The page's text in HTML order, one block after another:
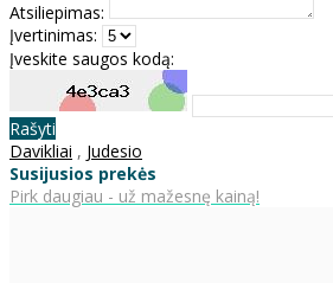
Atsiliepimas:
Įvertinimas:
Įveskite saugos kodą:
Rašyti
Davikliai , Judesio
Susijusios prekės
Pirk daugiau - už mažesnę kainą!